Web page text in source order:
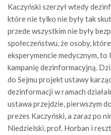
Kaczyński szerzył wtedy
które nie tylko nie były tak
przede wszystkim nie były
społeczeństwu, że osoby,
eksperymencie medycznym,
kampanię dezinformacyjną.
do Sejmu projekt ustawy
dezinformacji w ramach
ustawa przejdzie, pierwszym
prezes Kaczyński, a zaraz po
Niedzielski, prof. Horban i